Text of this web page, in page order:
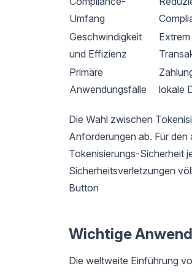
Umfang
Geschwindigkeit
und Effizienz
Primäre
Anwendungsfälle
lokale
Die Wahl zwischen
Anforderungen ab. Für
Tokenisierungs-Sicherheit
Sicherheitsverletzungen
Button
Wichtige
Die weltweite Einführung